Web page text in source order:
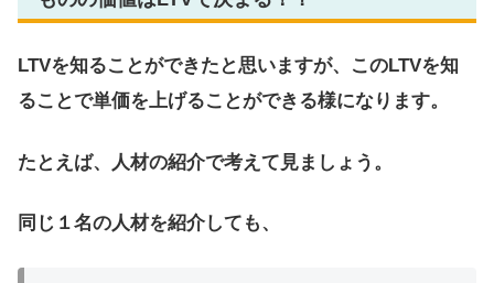
LTVを知ることができたと思いますが、このLTVを知
ることで単価を上げることができる様になります。
たとえば、人材の紹介で考えて見ましょう。
同じ１名の人材を紹介しても、